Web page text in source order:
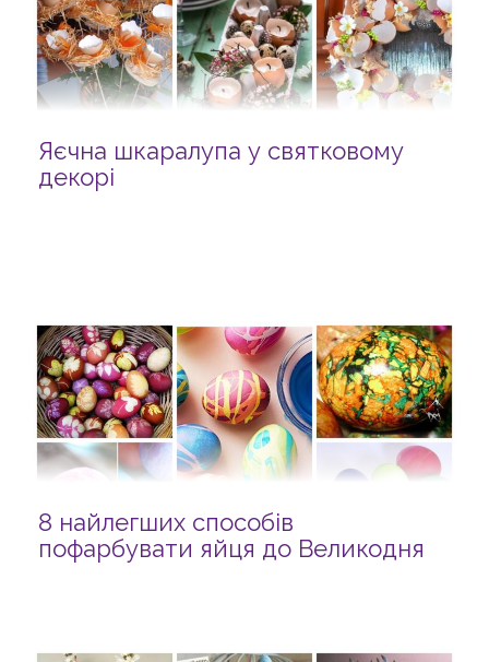
Яєчна шкаралупа у святковому
декорі
8 найлегших способів
пофарбувати яйця до Великодня